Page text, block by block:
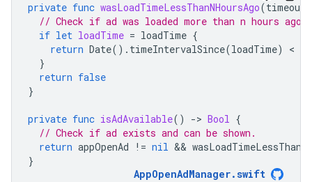
private func wasLoadTimeLessThanNHoursAgo(
// Check if ad was loaded more than n hours ago.
if let loadTime = loadTime {
return Date(). timeIntervalSince(loadTime) <
}
return false
}
private func isAdAvailable() -> Bool {
// Check if ad exists and can be shown.
return appOpenAd != nil &&
}
AppOpenAdManager.swift